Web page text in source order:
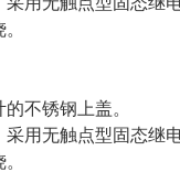
不锈钢上盖。
用无触点型固态继